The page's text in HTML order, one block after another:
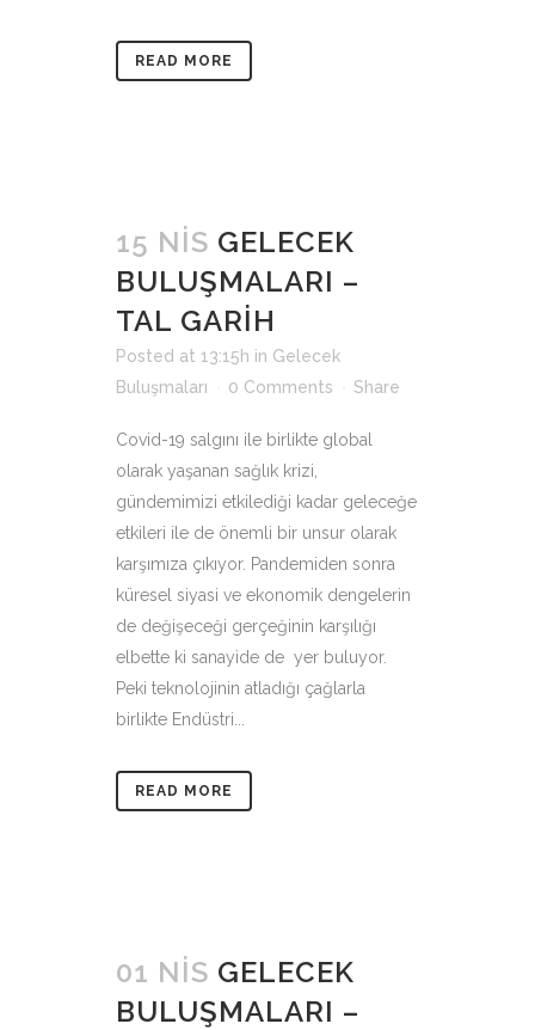
READ MORE
15 NIS GELECEK
BULUŞMALARI –
TAL GARİH
Posted at 13:15h in Gelecek
Buluşmaları
0 Comments Share
Covid-19 salgını ile birlikte global
olarak yaşanan sağlık krizi,
gündemimizi etkilediği kadar geleceğe
etkileri ile de önemli bir unsur olarak
karşımıza çıkıyor. Pandemiden sonra
küresel siyasi ve ekonomik dengelerin
de değişeceği gerçeğinin karşılığı
elbette ki sanayide de yer buluyor.
Peki teknolojinin atladığı çağlarla
birlikte Endüstri...
READ MORE
01 NIS GELECEK
BULUŞMALARI –